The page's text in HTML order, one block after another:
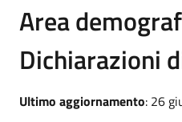
Area
Dichiarazioni
Ultimo aggiornamento: 26